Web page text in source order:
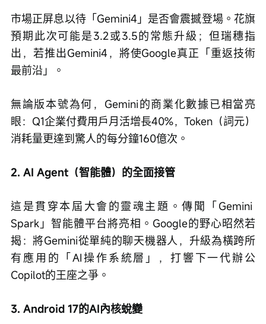
市場正屏息以待「Gemini4」是否會震撼登場。花旗
預期此次可能是3.2或3.5的常態升級；但瑞穗指
出，若推出Gemini4，將使Google真正「重返技術
最前沿」。
無論版本號為何，Gemini的商業化數據已相當亮
眼：Q1企業付費用戶月活增長40%，Token（詞元）
消耗量更達到驚人的每分鐘160億次。
2. AI Agent（智能體）的全面接管
這是貫穿本屆大會的靈魂主題。傳聞「Gemini
Spark」智能體平台將亮相。Google的野心昭然若
揭：將Gemini從單純的聊天機器人，升級為橫跨所
有應用的「AI操作系統層」，打響下一代辦公
Copilot的王座之爭。
3. Android 17的AI內核蛻變